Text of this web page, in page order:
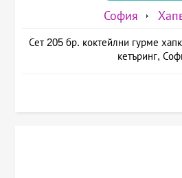
София
Сет 205 бр. коктейлни гурме
кетъринг,